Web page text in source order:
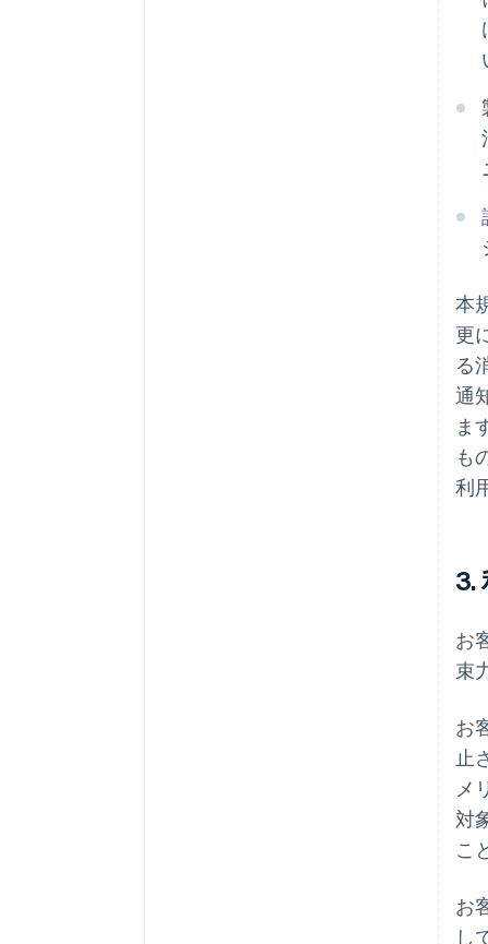
本
更
る
通
ま
も
利
3.
お
束
お
止
メ
対
こ
お
し